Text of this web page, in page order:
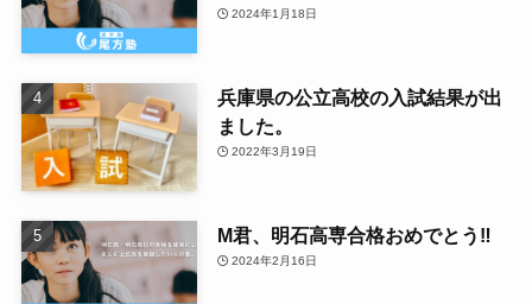
2024年1月18日
兵庫県の公立高校の入試結果が出
ました。
2022年3月19日
M君、明石高専合格おめでとう‼
2024年2月16日